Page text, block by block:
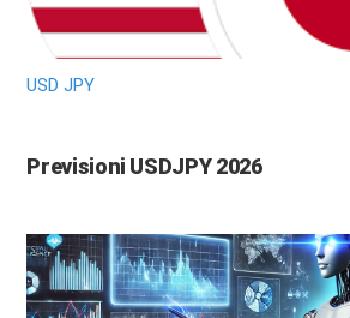
USD JPY
Previsioni USDJPY 2026